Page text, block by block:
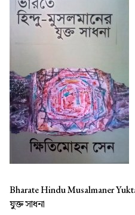
Bharate Hindu Musalmaner
যুক্ত সাধনা